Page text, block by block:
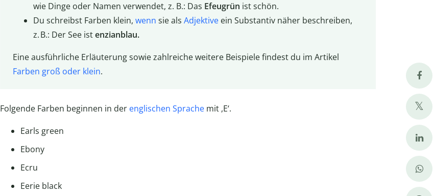
wie Dinge oder Namen verwendet, z. B.: Das Efeugrün ist schön.
Du schreibst Farben klein, wenn sie als Adjektiveein Substantiv näher beschreiben,
z. B.: Der See istenzianblau.
Eine ausführliche Erläuterung sowie zahlreiche weitere Beispiele findest du im Artikel
Farben groß oder klein.
Folgende Farben beginnen in der englischen Sprache mit ,E‘.
Earls green
Ebony
Ecru
Eerie black